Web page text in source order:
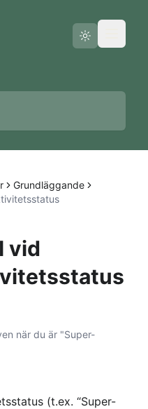
Grundläggande
vid
när du är "Super-
(t.ex. “Super-